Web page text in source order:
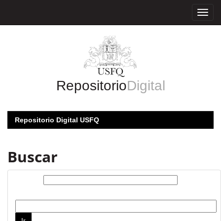
RepositorioDigital
Repositorio Digital USFQ
Buscar